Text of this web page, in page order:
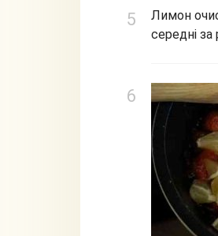
Лимон
середні